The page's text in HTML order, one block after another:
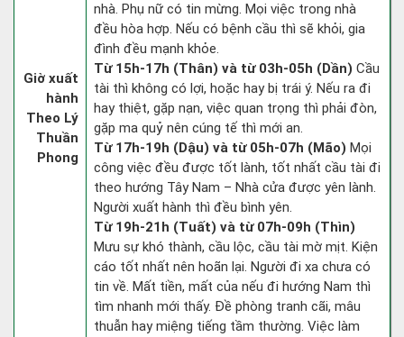
Giờ xuất
hành
Theo Lý
Thuần
Phong
nhà. Phụ nữ có tin mừng. Mọi việc trong nhà
đều hòa hợp. Nếu có bệnh cầu thì sẽ khỏi, gia
đình đều mạnh khỏe.
Từ 15h-17h (Thân) và từ 03h-05h (Dần) Cầu
tài thì không có lợi, hoặc hay bị trái ý. Nếu ra đi
hay thiệt, gặp nạn, việc quan trọng thì phải đòn,
gặp ma quỷ nên cúng tế thì mới an.
Từ 17h-19h (Dậu) và từ 05h-07h (Mão) Mọi
công việc đều được tốt lành, tốt nhất cầu tài đi
theo hướng Tây Nam – Nhà cửa được yên lành.
Người xuất hành thì đều bình yên.
Từ 19h-21h (Tuất) và từ 07h-09h (Thìn)
Mưu sự khó thành, cầu lộc, cầu tài mờ mịt. Kiện
cáo tốt nhất nên hoãn lại. Người đi xa chưa có
tin về. Mất tiền, mất của nếu đi hướng Nam thì
tìm nhanh mới thấy. Đề phòng tranh cãi, mâu
thuẫn hay miệng tiếng tầm thường. Việc làm